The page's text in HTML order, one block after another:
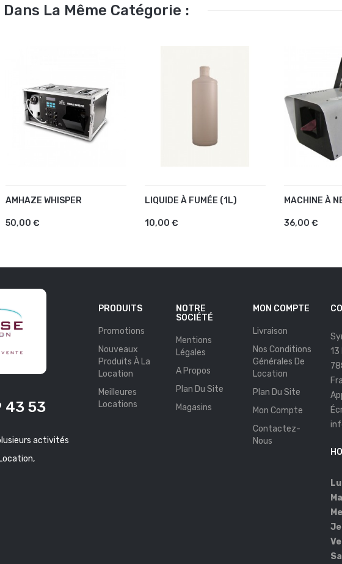
La Même Catégorie :
AMHAZE WHISPER
50,00 €
AJOUTER AU PANIER LIQUIDE À FUMÉE (1L)
10,00 €
AJOUTER AU PANIER MACHINE À
36,00 €
AJOUTER
43 53
activités
PRODUITS
Promotions
Nouveaux
Produits À La
Location
Meilleures
Locations
NOTRE
SOCIÉTÉ
Mentions
Légales
A Propos
Plan Du Site
Magasins
MON COMPTE
Livraison
Nos Conditions
Générales De
Location
Plan Du Site
Mon Compte
Contactez-
Nous